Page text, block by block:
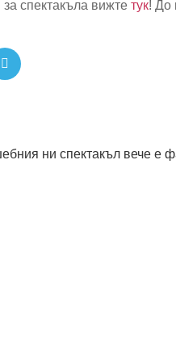
спектакъла вижте тук! До
ни спектакъл вече е